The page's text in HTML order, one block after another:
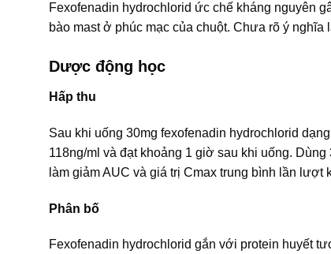
Fexofenadin hydrochlorid ức chế kháng nguyên
bào mast ở phúc mạc của chuột. Chưa rõ ý nghĩa
Dược động học
Hấp thu
Sau khi uống 30mg fexofenadin hydrochlorid
118ng/ml và đạt khoảng 1 giờ sau khi uống.
làm giảm AUC và giá trị Cmax trung bình lần
Phân bố
Fexofenadin hydrochlorid gắn với protein huyết